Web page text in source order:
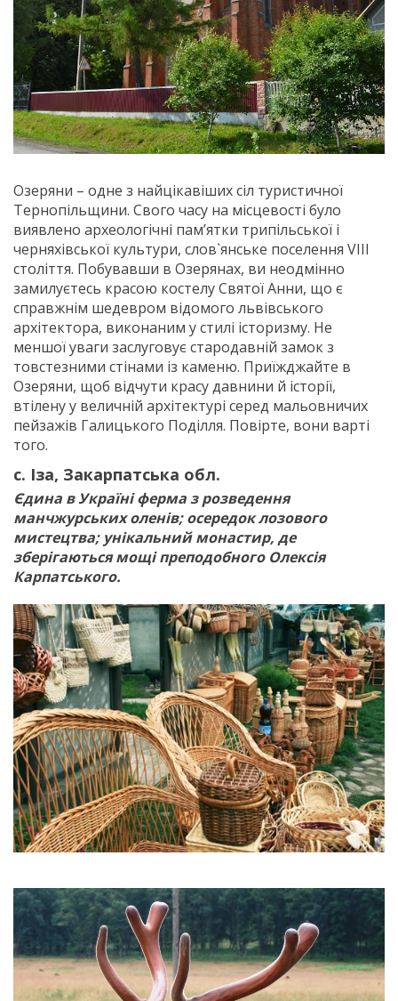
Озеряни – одне з найцікавіших сіл туристичної
Тернопільщини. Свого часу на місцевості було
виявлено археологічні пам’ятки трипільської і
черняхівської культури, слов`янське поселення VIII
століття. Побувавши в Озерянах, ви неодмінно
замилуєтесь красою костелу Святої Анни, що є
справжнім шедевром відомого львівського
архітектора, виконаним у стилі історизму. Не
меншої уваги заслуговує стародавній замок з
товстезними стінами із каменю. Приїжджайте в
Озеряни, щоб відчути красу давнини й історії,
втілену у величній архітектурі серед мальовничих
пейзажів Галицького Поділля. Повірте, вони варті
того.
с. Іза, Закарпатська обл.
Єдина в Україні ферма з розведення
манчжурських оленів; осередок лозового
мистецтва; унікальний монастир, де
зберігаються мощі преподобного Олексія
Карпатського.